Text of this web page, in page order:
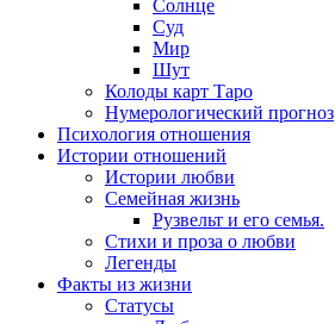
Солнце
Суд
Мир
Шут
Колоды карт Таро
Нумерологический прогноз
Психология отношения
Истории отношений
Истории любви
Семейная жизнь
Рузвельт и его семья.
Стихи и проза о любви
Легенды
Факты из жизни
Статусы